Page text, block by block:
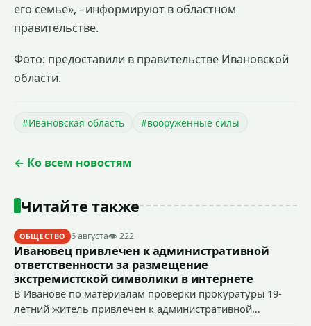
его семье», - информируют в областном
правительстве.
Фото: предоставили в правительстве Ивановской
области.
#Ивановская область #вооруженные силы
← Ко всем новостям
Читайте также
ОБЩЕСТВО 6 августа👁 222
Ивановец привлечен к административной
ответственности за размещение
экстремистской символики в интернете
В Иванове по материалам проверки прокуратуры 19-
летний житель привлечен к административной